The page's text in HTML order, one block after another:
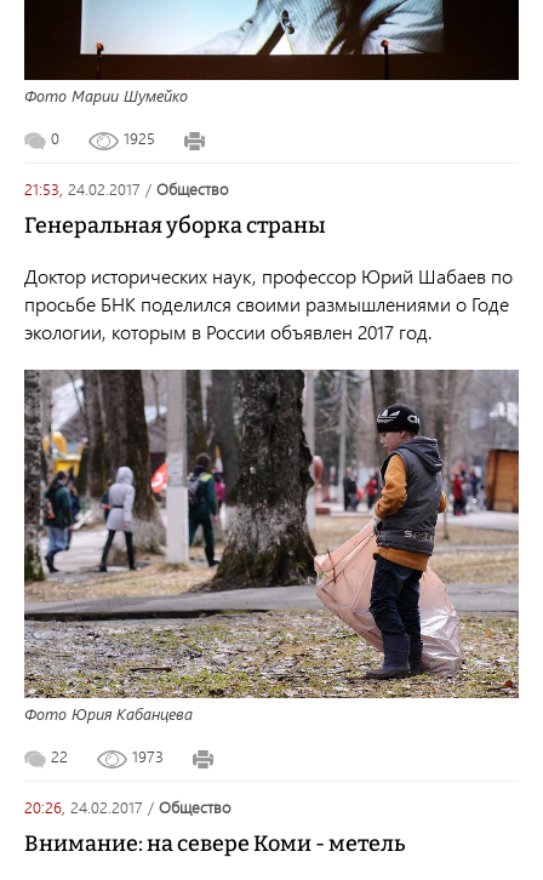
Фото Марии Шумейко
0 1925
21:53, 24.02.2017 / общество
Генеральная уборка страны
Доктор исторических наук, профессор Юрий Шабаев по
просьбе БНК поделился своими размышлениями о Годе
экологии, которым в России объявлен 2017 год.
Фото Юрия Кабанцева
22 1973
20:26, 24.02.2017 / общество
Внимание: на севере Коми - метель